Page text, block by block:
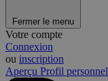
Fermer le menu
Votre compte
Connexion
ou inscription
Aperçu Profil personnel